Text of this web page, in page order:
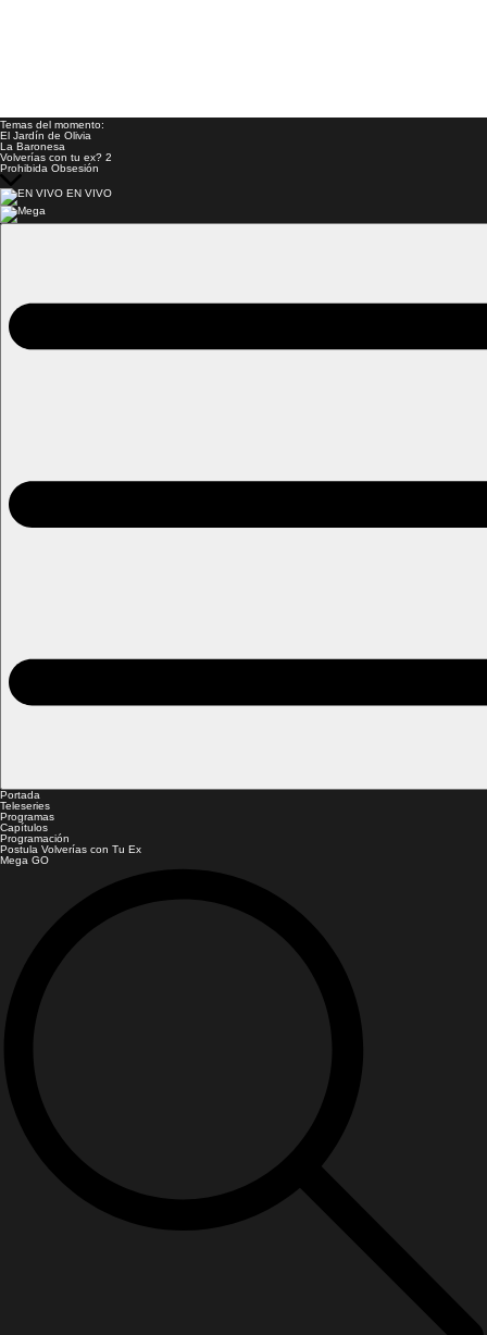
Temas del momento:
El Jardín de Olivia
La Baronesa
Volverías con tu ex? 2
Prohibida Obsesión
EN VIVO
Portada
Teleseries
Programas
Capítulos
Programación
Postula Volverías con Tu Ex
Mega GO